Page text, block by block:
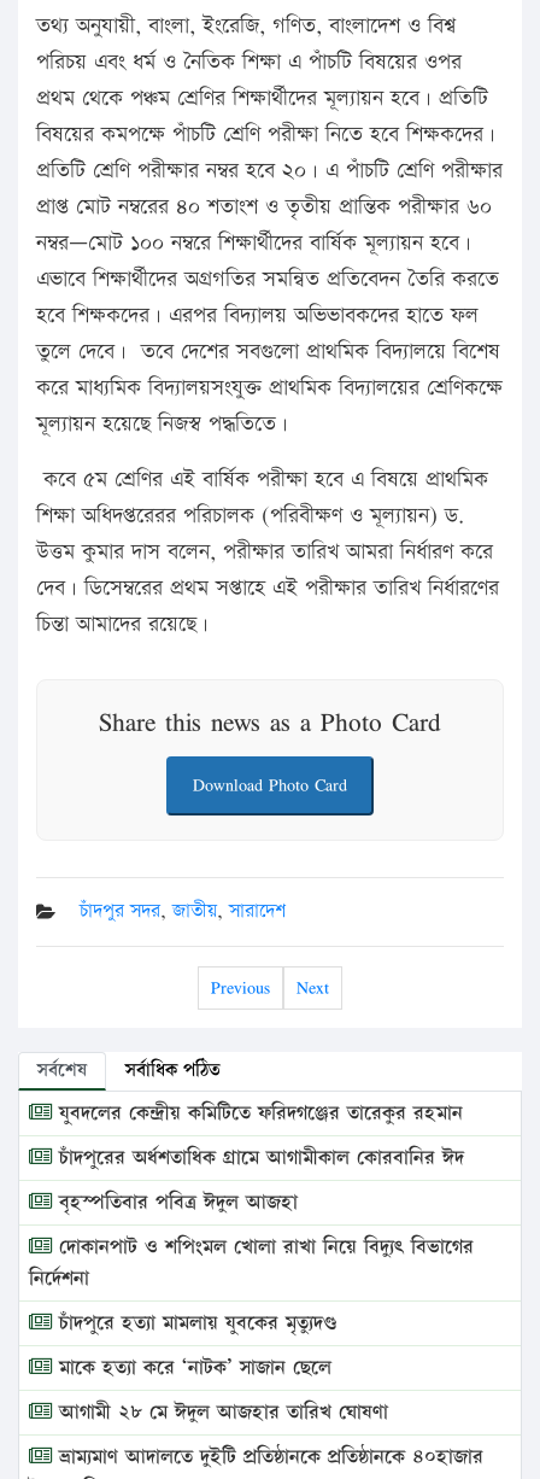
তথ্য অনুযায়ী, বাংলা, ইংরেজি, গণিত, বাংলাদেশ ও বিশ্ব
পরিচয় এবং ধর্ম ও নৈতিক শিক্ষা এ পাঁচটি বিষয়ের ওপর
প্রথম থেকে পঞ্চম শ্রেণির শিক্ষার্থীদের মূল্যায়ন হবে। প্রতিটি
বিষয়ের কমপক্ষে পাঁচটি শ্রেণি পরীক্ষা নিতে হবে শিক্ষকদের।
প্রতিটি শ্রেণি পরীক্ষার নম্বর হবে ২০। এ পাঁচটি শ্রেণি পরীক্ষার
প্রাপ্ত মোট নম্বরের ৪০ শতাংশ ও তৃতীয় প্রান্তিক পরীক্ষার ৬০
নম্বর—মোট ১০০ নম্বরে শিক্ষার্থীদের বার্ষিক মূল্যায়ন হবে।
এভাবে শিক্ষার্থীদের অগ্রগতির সমন্বিত প্রতিবেদন তৈরি করতে
হবে শিক্ষকদের। এরপর বিদ্যালয় অভিভাবকদের হাতে ফল
তুলে দেবে। তবে দেশের সবগুলো প্রাথমিক বিদ্যালয়ে বিশেষ
করে মাধ্যমিক বিদ্যালয়সংযুক্ত প্রাথমিক বিদ্যালয়ের শ্রেণিকক্ষে
মূল্যায়ন হয়েছে নিজস্ব পদ্ধতিতে।
কবে ৫ম শ্রেণির এই বার্ষিক পরীক্ষা হবে এ বিষয়ে প্রাথমিক
শিক্ষা অধিদপ্তরেরর পরিচালক (পরিবীক্ষণ ও মূল্যায়ন) ড.
উত্তম কুমার দাস বলেন, পরীক্ষার তারিখ আমরা নির্ধারণ করে
দেব। ডিসেম্বরের প্রথম সপ্তাহে এই পরীক্ষার তারিখ নির্ধারণের
চিন্তা আমাদের রয়েছে।
Share this news as a Photo Card
Download Photo Card
চাঁদপুর সদর,জাতীয়,সারাদেশ
Previous Next
সর্বশেষ সর্বাধিক পঠিত
যুবদলের কেন্দ্রীয় কমিটিতে ফরিদগঞ্জের তারেকুর রহমান
চাঁদপুরের অর্ধশতাধিক গ্রামে আগামীকাল কোরবানির ঈদ
বৃহস্পতিবার পবিত্র ঈদুল আজহা
দোকানপাট ও শপিংমল খোলা রাখা নিয়ে বিদ্যুৎ বিভাগের
নির্দেশনা
চাঁদপুরে হত্যা মামলায় যুবকের মৃত্যুদণ্ড
মাকে হত্যা করে ‘নাটক’ সাজান ছেলে
আগামী ২৮ মে ঈদুল আজহার তারিখ ঘোষণা
ভ্রাম্যমাণ আদালতে দুইটি প্রতিষ্ঠানকে প্রতিষ্ঠানকে ৪০হাজার